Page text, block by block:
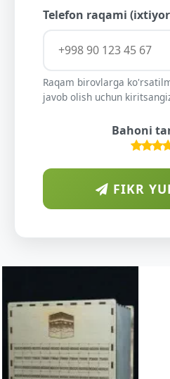
Telefon raqami
Raqam birovlarga
javob olish uchun
Bahoni
FIKR
ALLOHNING